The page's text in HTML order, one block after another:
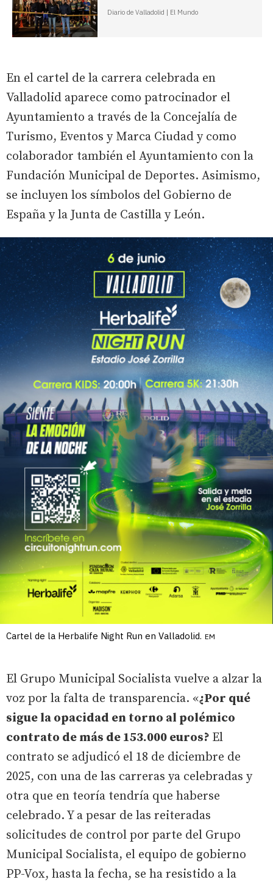
Diario de Valladolid | El Mundo
En el cartel de la carrera celebrada en
Valladolid aparece como patrocinador el
Ayuntamiento a través de la Concejalía de
Turismo, Eventos y Marca Ciudad y como
colaborador también el Ayuntamiento con la
Fundación Municipal de Deportes. Asimismo,
se incluyen los símbolos del Gobierno de
España y la Junta de Castilla y León.
Cartel de la Herbalife Night Run en Valladolid. EM
El Grupo Municipal Socialista vuelve a alzar la
voz por la falta de transparencia. «¿Por qué
sigue la opacidad en torno al polémico
contrato de más de 153.000 euros? El
contrato se adjudicó el 18 de diciembre de
2025, con una de las carreras ya celebradas y
otra que en teoría tendría que haberse
celebrado. Y a pesar de las reiteradas
solicitudes de control por parte del Grupo
Municipal Socialista, el equipo de gobierno
PP-Vox, hasta la fecha, se ha resistido a la